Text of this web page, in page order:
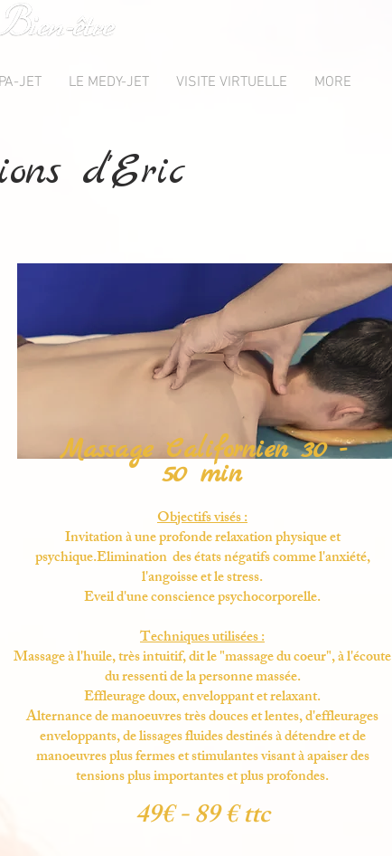
JET LE MEDY-JET VISITE VIRTUELLE MORE
d'Eric
Massage Californien 30 -
50 min
Objectifs visés :
Invitation à une profonde relaxation physique et
psychique.Elimination des états négatifs comme l'anxiété,
l'angoisse et le stress.
Eveil d'une conscience psychocorporelle.
Techniques utilisées :
Massage à l'huile, très intuitif, dit le "massage du coeur", à l'écoute
du ressenti de la personne massée.
Effleurage doux, enveloppant et relaxant.
Alternance de manoeuvres très douces et lentes, d'effleurages
enveloppants, de lissages fluides destinés à détendre et de
manoeuvres plus fermes et stimulantes visant à apaiser des
tensions plus importantes et plus profondes.
49€ - 89 € ttc